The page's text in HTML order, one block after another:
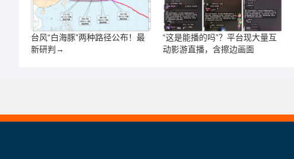
台风“白海豚”两种路径公布！最
新研判→
“这是能播的吗”？平台现大量互
动影游直播，含擦边画面